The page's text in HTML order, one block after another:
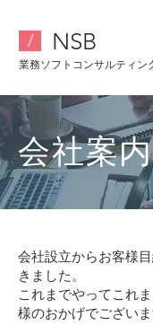
/ ​NSB
業務ソフトコ ンサルティン
​会社案内
会社設立からお客様
きました。
これまでやってこれ
様のおかげでございま